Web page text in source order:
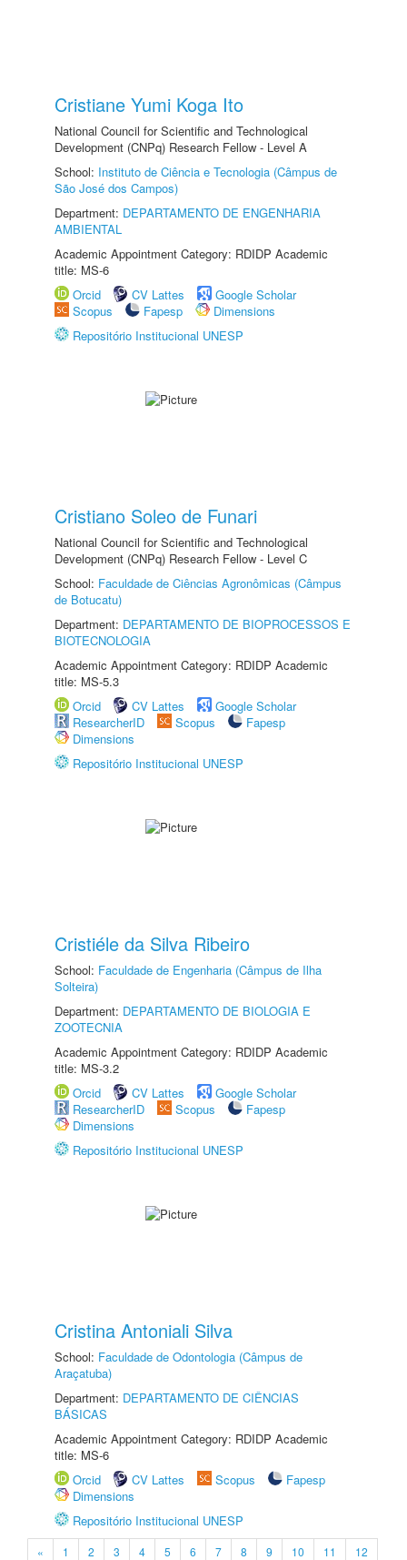
Cristiane Yumi Koga Ito
National Council for Scientific and Technological
Development (CNPq) Research Fellow - Level A
School: Instituto de Ciência e Tecnologia (Câmpus de
São José dos Campos)
Department: DEPARTAMENTO DE ENGENHARIA
AMBIENTAL
Academic Appointment Category: RDIDP Academic
title: MS-6
Orcid
CV Lattes
Google Scholar
Scopus
Fapesp
Dimensions
Repositório Institucional UNESP
Cristiano Soleo de Funari
National Council for Scientific and Technological
Development (CNPq) Research Fellow - Level C
School: Faculdade de Ciências Agronômicas (Câmpus
de Botucatu)
Department: DEPARTAMENTO DE BIOPROCESSOS E
BIOTECNOLOGIA
Academic Appointment Category: RDIDP Academic
title: MS-5.3
Orcid
CV Lattes
Google Scholar
ResearcherID
Scopus
Fapesp
Dimensions
Repositório Institucional UNESP
Cristiéle da Silva Ribeiro
School: Faculdade de Engenharia (Câmpus de Ilha
Solteira)
Department: DEPARTAMENTO DE BIOLOGIA E
ZOOTECNIA
Academic Appointment Category: RDIDP Academic
title: MS-3.2
Orcid
CV Lattes
Google Scholar
ResearcherID
Scopus
Fapesp
Dimensions
Repositório Institucional UNESP
Cristina Antoniali Silva
School: Faculdade de Odontologia (Câmpus de
Araçatuba)
Department: DEPARTAMENTO DE CIÊNCIAS
BÁSICAS
Academic Appointment Category: RDIDP Academic
title: MS-6
Orcid
CV Lattes Scopus
Fapesp
Dimensions
Repositório Institucional UNESP
« 1 2 3 4 5 6 7 8 9 10 11
12